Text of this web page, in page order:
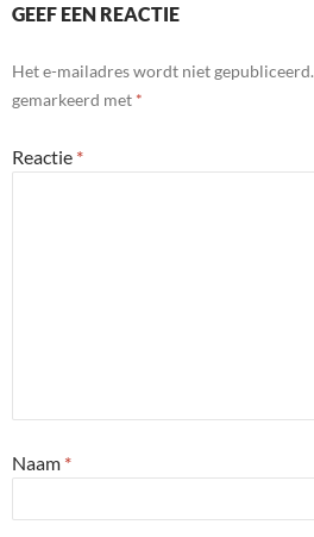
GEEF EEN REACTIE
Het e-mailadres wordt niet gepubliceerd.
gemarkeerd met *
Reactie *
Naam *